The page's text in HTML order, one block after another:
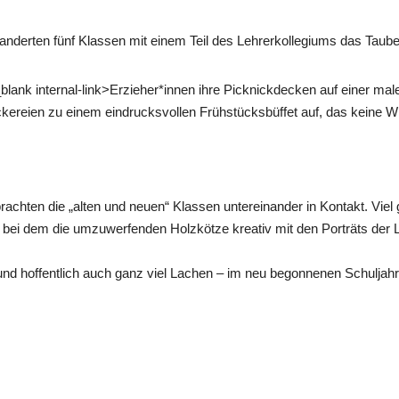
fünf Klassen mit einem Teil des Lehrerkollegiums das
internal-link>Erzieher*innen ihre Picknickdecken auf einer
zu einem eindrucksvollen Frühstücksbüffet auf, das keine
die „alten und neuen“ Klassen untereinander in Kontakt.
dem die umzuwerfenden Holzkötze kreativ mit den Porträts der
hoffentlich auch ganz viel Lachen – im neu begonnenen